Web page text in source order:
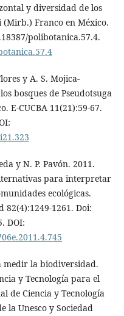
y diversidad de los
(Mirb.) Franco en México.
polibotanica.57.4.
y A. S. Mojica-
bosques de Pseudotsuga
E-CUCBA 11(21):59-67.
y N. P. Pavón. 2011.
para interpretar
ecológicas.
82(4):1249-1261. Doi:
DOI:
medir la biodiversidad.
y Tecnología para el
de Ciencia y Tecnología
la Unesco y Sociedad